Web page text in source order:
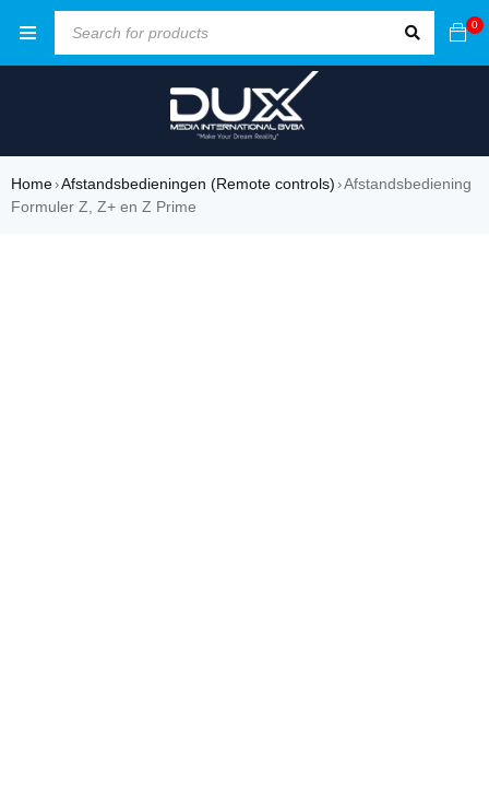
0
Home›Afstandsbedieningen (Remote controls) ›Afstandsbediening
Formuler Z, Z+ en Z Prime